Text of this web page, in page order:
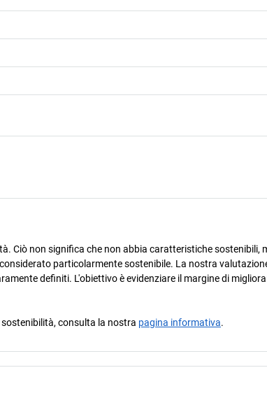
Ciò non significa che non abbia caratteristiche sostenibili,
particolarmente sostenibile. La nostra
definiti. L'obiettivo è evidenziare il margine di
consulta la nostra pagina informativa.